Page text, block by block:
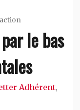
le bas
Adhérent,